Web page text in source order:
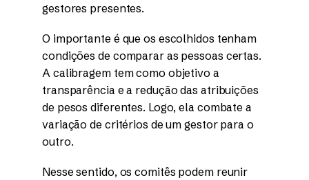
gestores presentes.
O importante é que os escolhidos tenham
condições de comparar as pessoas certas.
A calibragem tem como objetivo a
transparência e a redução das atribuições
de pesos diferentes. Logo, ela combate a
variação de critérios de um gestor para o
outro.
Nesse sentido, os comitês podem reunir